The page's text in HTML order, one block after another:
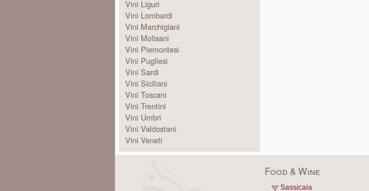
Vini Liguri
Vini Lombardi
Vini Marchigiani
Vini Molisani
Vini Piemontesi
Vini Pugliesi
Vini Sardi
Vini Siciliani
Vini Toscani
Vini Trentini
Vini Umbri
Vini Valdostani
Vini Veneti
Food & Wine
Sassicaia